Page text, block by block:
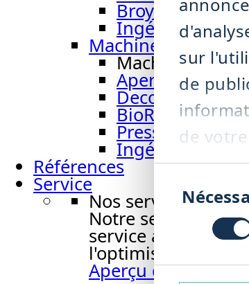
sur
de
de
Sélection
Broyeurs à
Ingénierie des
Machines de tri et
Machines de
Aperçu
BioRefiner BRF
Presse à vis PRS
Ingénierie
Références
Service
Nos services
Notre service
service à la
l'optimisation des
Aperçu du service